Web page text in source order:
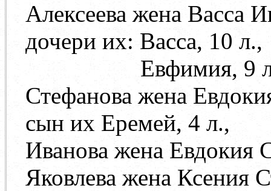
Алексеева жена Васса
дочери их: Васса, 10 л.,
Евфимия, 9
Стефанова жена
сын их Еремей, 4 л.,
Иванова жена Евдокия
Яковлева жена Ксения